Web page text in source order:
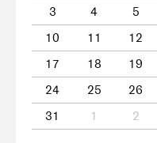
3
4 5
10
11 12
17
18 19
24
25 26
31
1 2